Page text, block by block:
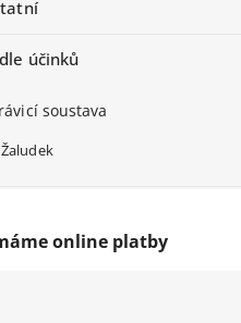
účinků
soustava
Žaludek
online platby